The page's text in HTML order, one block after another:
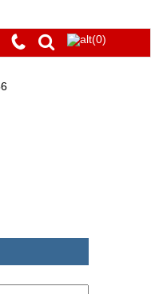
(0)